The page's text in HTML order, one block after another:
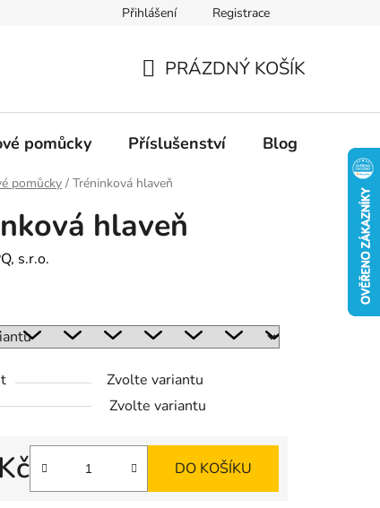
Přihlášení Registrace
KOŠÍK
PRÁZDNÝ KOŠÍK
pomůcky Příslušenství Blog
pomůcky / Tréninková hlaveň
hlaveň
s.r.o.
Zvolte variantu
Zvolte variantu
DO KOŠÍKU